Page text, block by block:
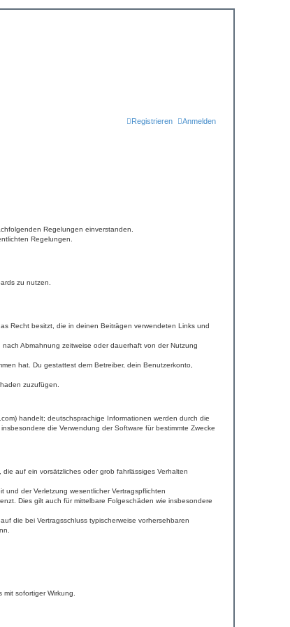
Anmelden
Registrieren
Regelungen einverstanden.
Regelungen.
zu nutzen.
Recht besitzt, die in deinen Beiträgen verwendeten Links und
Abmahnung zeitweise oder dauerhaft von der Nutzung
hat. Du gestattest dem Betreiber, dein Benutzerkonto,
zuzufügen.
handelt; deutschsprachige Informationen werden durch die
die Verwendung der Software für bestimmte Zwecke
auf ein vorsätzliches oder grob fahrlässiges Verhalten
der Verletzung wesentlicher Vertragspflichten
Dies gilt auch für mittelbare Folgeschäden wie insbesondere
die bei Vertragsschluss typischerweise vorhersehbaren
sofortiger Wirkung.